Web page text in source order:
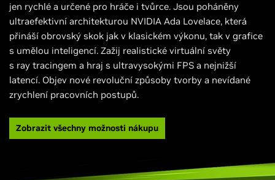
jen rychlé a určené pro hráče i tvůrce. Jsou poháněny
ultraefektivní architekturou NVIDIA Ada Lovelace, která
přináší obrovský skok jak v klasickém výkonu, tak v grafice
s umělou inteligencí. Zažij realistické virtuální světy
s ray tracingem a hraj s ultravysokými FPS a nejnižší
latencí. Objev nové revoluční způsoby tvorby a nevídané
zrychlení pracovních postupů.
Zobrazit všechny možnosti nákupu